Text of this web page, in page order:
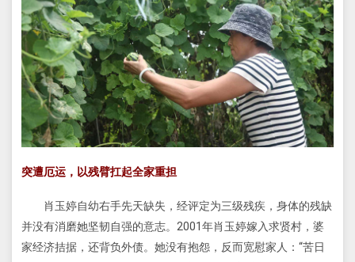
突遭厄运，以残臂扛起全家重担
肖玉婷自幼右手先天缺失，经评定为三级残疾，身体的残缺
并没有消磨她坚韧自强的意志。2001年肖玉婷嫁入求贤村，婆
家经济拮据，还背负外债。她没有抱怨，反而宽慰家人：“苦日